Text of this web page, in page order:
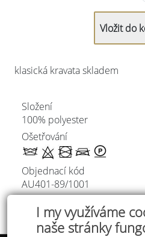
I my využíváme
naše stránky
klasická kravata skladem
Složení
100% polyester
Ošetřování
Objednací kód
AU401-89/1001